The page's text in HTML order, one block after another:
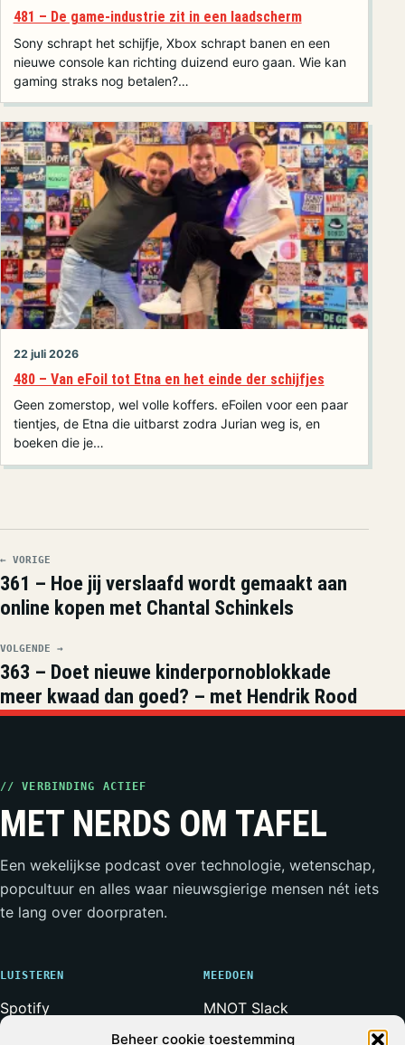
Beheer cookie toestemming
481 – De game-industrie zit in een laadscherm
Sony schrapt het schijfje, Xbox schrapt banen en een
nieuwe console kan richting duizend euro gaan. Wie kan
gaming straks nog betalen?…
22 juli 2026
480 – Van eFoil tot Etna en het einde der schijfjes
Geen zomerstop, wel volle koffers. eFoilen voor een paar
tientjes, de Etna die uitbarst zodra Jurian weg is, en
boeken die je…
← VORIGE
361 – Hoe jij verslaafd wordt gemaakt aan
online kopen met Chantal Schinkels
VOLGENDE →
363 – Doet nieuwe kinderpornoblokkade
meer kwaad dan goed? – met Hendrik Rood
// VERBINDING ACTIEF
MET NERDS OM TAFEL
Een wekelijkse podcast over technologie, wetenschap,
popcultuur en alles waar nieuwsgierige mensen nét iets
te lang over doorpraten.
LUISTEREN
Spotify
MEEDOEN
MNOT Slack
Weerwolven Slack